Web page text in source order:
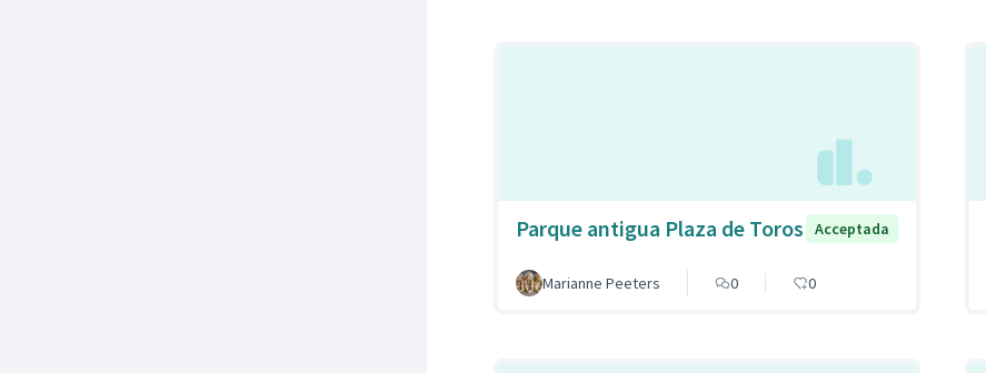
Parque antigua Plaza de Toros Acceptada
Marianne Peeters 0 0